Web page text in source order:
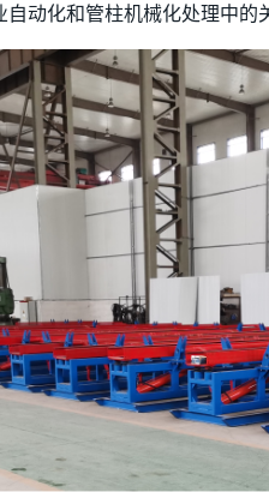
动化和管柱机械化处理中的